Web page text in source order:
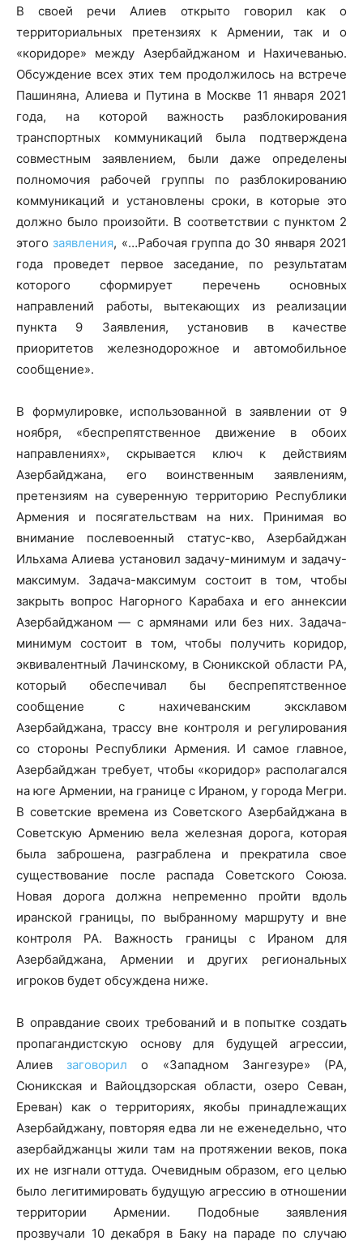
В своей речи Алиев открыто говорил как о
территориальных претензиях к Армении, так и о
«коридоре» между Азербайджаном и Нахичеванью.
Обсуждение всех этих тем продолжилось на встрече
Пашиняна, Алиева и Путина в Москве 11 января 2021
года, на которой важность разблокирования
транспортных коммуникаций была подтверждена
совместным заявлением, были даже определены
полномочия рабочей группы по разблокированию
коммуникаций и установлены сроки, в которые это
должно было произойти. В соответствии с пунктом 2
этогозаявления, «…Рабочая группа до 30 января 2021
года проведет первое заседание, по результатам
которого сформирует перечень основных
направлений работы, вытекающих из реализации
пункта 9 Заявления, установив в качестве
приоритетов железнодорожное и автомобильное
сообщение».
В формулировке, использованной в заявлении от 9
ноября, «беспрепятственное движение в обоих
направлениях», скрывается ключ к действиям
Азербайджана, его воинственным заявлениям,
претензиям на суверенную территорию Республики
Армения и посягательствам на них. Принимая во
внимание послевоенный статус-кво, Азербайджан
Ильхама Алиева установил задачу-минимум и задачу-
максимум. Задача-максимум состоит в том, чтобы
закрыть вопрос Нагорного Карабаха и его аннексии
Азербайджаном — с армянами или без них. Задача-
минимум состоит в том, чтобы получить коридор,
эквивалентный Лачинскому, в Сюникской области РА,
который обеспечивал бы беспрепятственное
сообщение с нахичеванским эксклавом
Азербайджана, трассу вне контроля и регулирования
со стороны Республики Армения. И самое главное,
Азербайджан требует, чтобы «коридор» располагался
на юге Армении, на границе с Ираном, у города Мегри.
В советские времена из Советского Азербайджана в
Советскую Армению вела железная дорога, которая
была заброшена, разграблена и прекратила свое
существование после распада Советского Союза.
Новая дорога должна непременно пройти вдоль
иранской границы, по выбранному маршруту и вне
контроля РА. Важность границы с Ираном для
Азербайджана, Армении и других региональных
игроков будет обсуждена ниже.
В оправдание своих требований и в попытке создать
пропагандистскую основу для будущей агрессии,
Алиевзаговорил о «Западном Зангезуре» (РА,
Сюникская и Вайоцдзорская области, озеро Севан,
Ереван) как о территориях, якобы принадлежащих
Азербайджану, повторяя едва ли не еженедельно, что
азербайджанцы жили там на протяжении веков, пока
их не изгнали оттуда. Очевидным образом, его целью
было легитимировать будущую агрессию в отношении
территории Армении. Подобные заявления
прозвучали 10 декабря в Баку на параде по случаю